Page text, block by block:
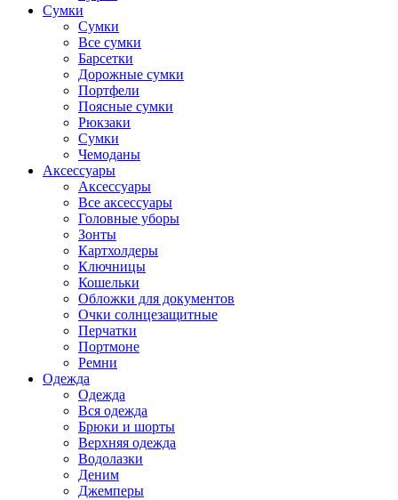
Сумки
Сумки
Все сумки
Барсетки
Дорожные сумки
Портфели
Поясные сумки
Рюкзаки
Сумки
Чемоданы
Аксессуары
Аксессуары
Все аксессуары
Головные уборы
Зонты
Картхолдеры
Ключницы
Кошельки
Обложки для документов
Очки солнцезащитные
Перчатки
Портмоне
Ремни
Одежда
Одежда
Вся одежда
Брюки и шорты
Верхняя одежда
Водолазки
Деним
Джемперы